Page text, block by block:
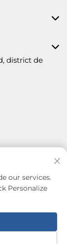
district de
de
our services.
Personalize